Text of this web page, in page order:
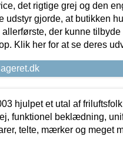
det rigtige grej og den
udstyr gjorde, at butikken
der kunne
Klik her for at se deres
hjulpet et utal af
funktionel beklædning,
telte, mærker og meget